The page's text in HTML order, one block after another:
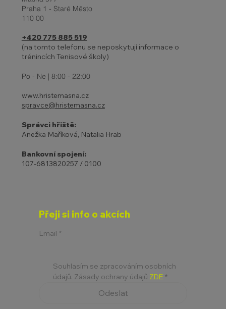
INDIVIDUÁLNÍ TRÉNINKY DĚTÍ
Praha 1 - Staré Město
110 00
+420 775 885 519
(na tomto telefonu se neposkytují informace o
trénincích Tenisové školy)
Po - Ne | 8:00 - 22:00
www.hristemasna.cz
spravce@hristemasna.cz
Správci hřiště:
Anežka Maříková, Natalia Hrab
Bankovní spojení:
107-6813820257 / 0100
Přeji si info o akcích
Email *
Souhlasím se zpracováním osobních
údajů. Zásady ochrany údajů ZDE *
Odeslat